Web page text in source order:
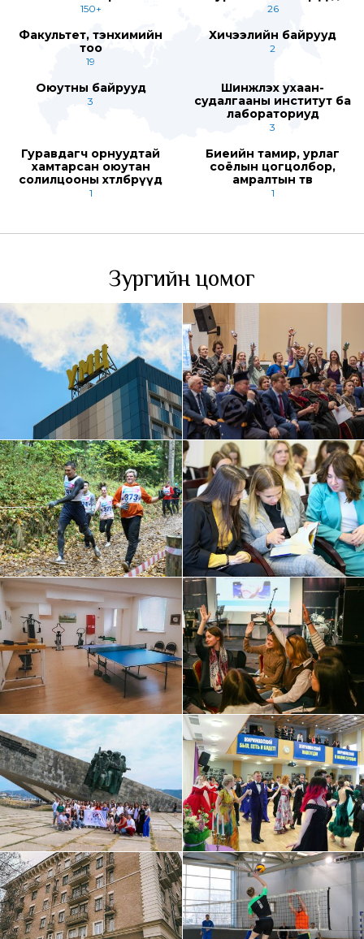
150+ 26
Факультет, тэнхимийн
тоо
19
Хичээлийн байрууд
2
Оюутны байрууд
3
Шинжлэх ухаан-
судалгааны институт ба
лабораториуд
3
Гуравдагч орнуудтай
хамтарсан оюутан
солилцооны хөтөлбөрүүд
1
Биеийн тамир, урлаг
соёлын цогцолбор,
амралтын төв
1
Зургийн цомог